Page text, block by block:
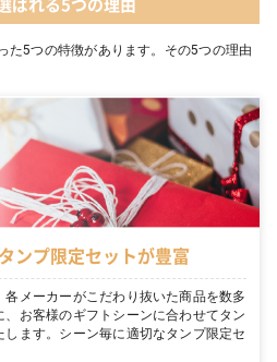
た5つの特徴があります。その5つの理由
ンプ限定セットが豊富
メーカーがこだわり抜いた商品を数多
、お客様のギフトシーンに合わせてタン
ます。シーン毎に適切なタンプ限定セ